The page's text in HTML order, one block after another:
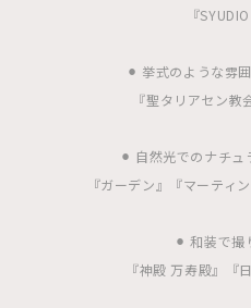
『SYUDIO
⚫︎ 挙式のような雰
『聖タリアセン教
⚫︎ 自然光でのナチ
『ガーデン』『マーティ
⚫︎ 和装で撮
『神殿 万寿殿』『